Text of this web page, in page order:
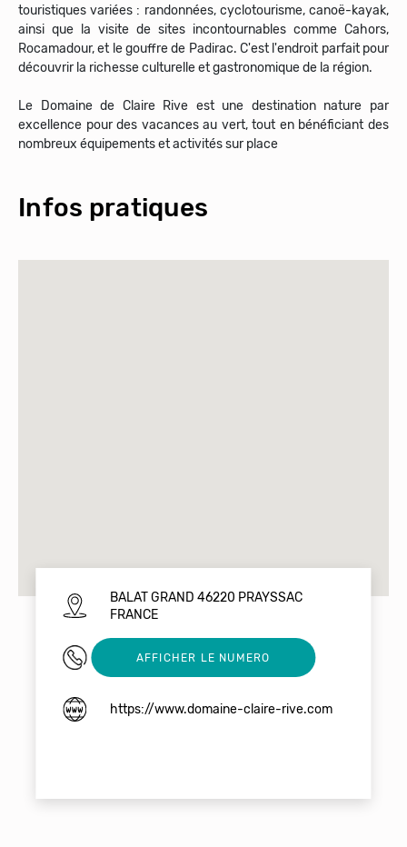
touristiques variées : randonnées, cyclotourisme, canoë-kayak,
ainsi que la visite de sites incontournables comme Cahors,
Rocamadour, et le gouffre de Padirac. C'est l'endroit parfait pour
découvrir la richesse culturelle et gastronomique de la région.
Le Domaine de Claire Rive est une destination nature par
excellence pour des vacances au vert, tout en bénéficiant des
nombreux équipements et activités sur place
Infos pratiques
BALAT GRAND 46220 PRAYSSAC
FRANCE
0555843448
AFFICHER LE NUMERO
https://www.domaine-claire-rive.com